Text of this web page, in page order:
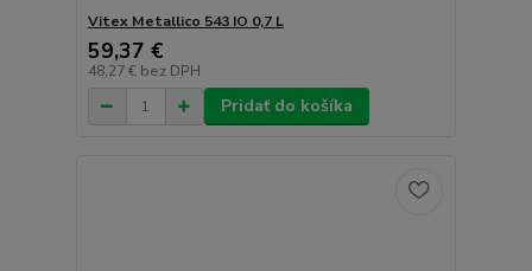
Vitex Metallico 543 IO 0,7 L
59,37 €
48,27 € bez DPH
Pridať do košíka